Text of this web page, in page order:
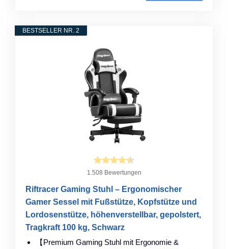
BESTSELLER NR. 2
1.508 Bewertungen
Riftracer Gaming Stuhl – Ergonomischer
Gamer Sessel mit Fußstütze, Kopfstütze und
Lordosenstütze, höhenverstellbar, gepolstert,
Tragkraft 100 kg, Schwarz
【Premium Gaming Stuhl mit Ergonomie &